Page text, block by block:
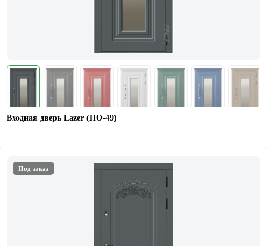
Входная дверь Lazer (ПО-49)
Под заказ